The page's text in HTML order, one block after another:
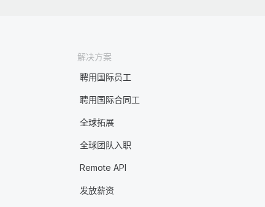
解决方案
聘用国际员工
聘用国际合同工
全球拓展
全球团队入职
Remote API
发放薪资